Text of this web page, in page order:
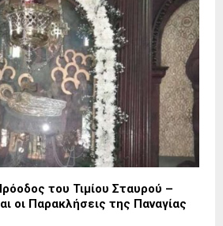
του Τιμίου Σταυρού –
οι Παρακλήσεις της Παναγίας